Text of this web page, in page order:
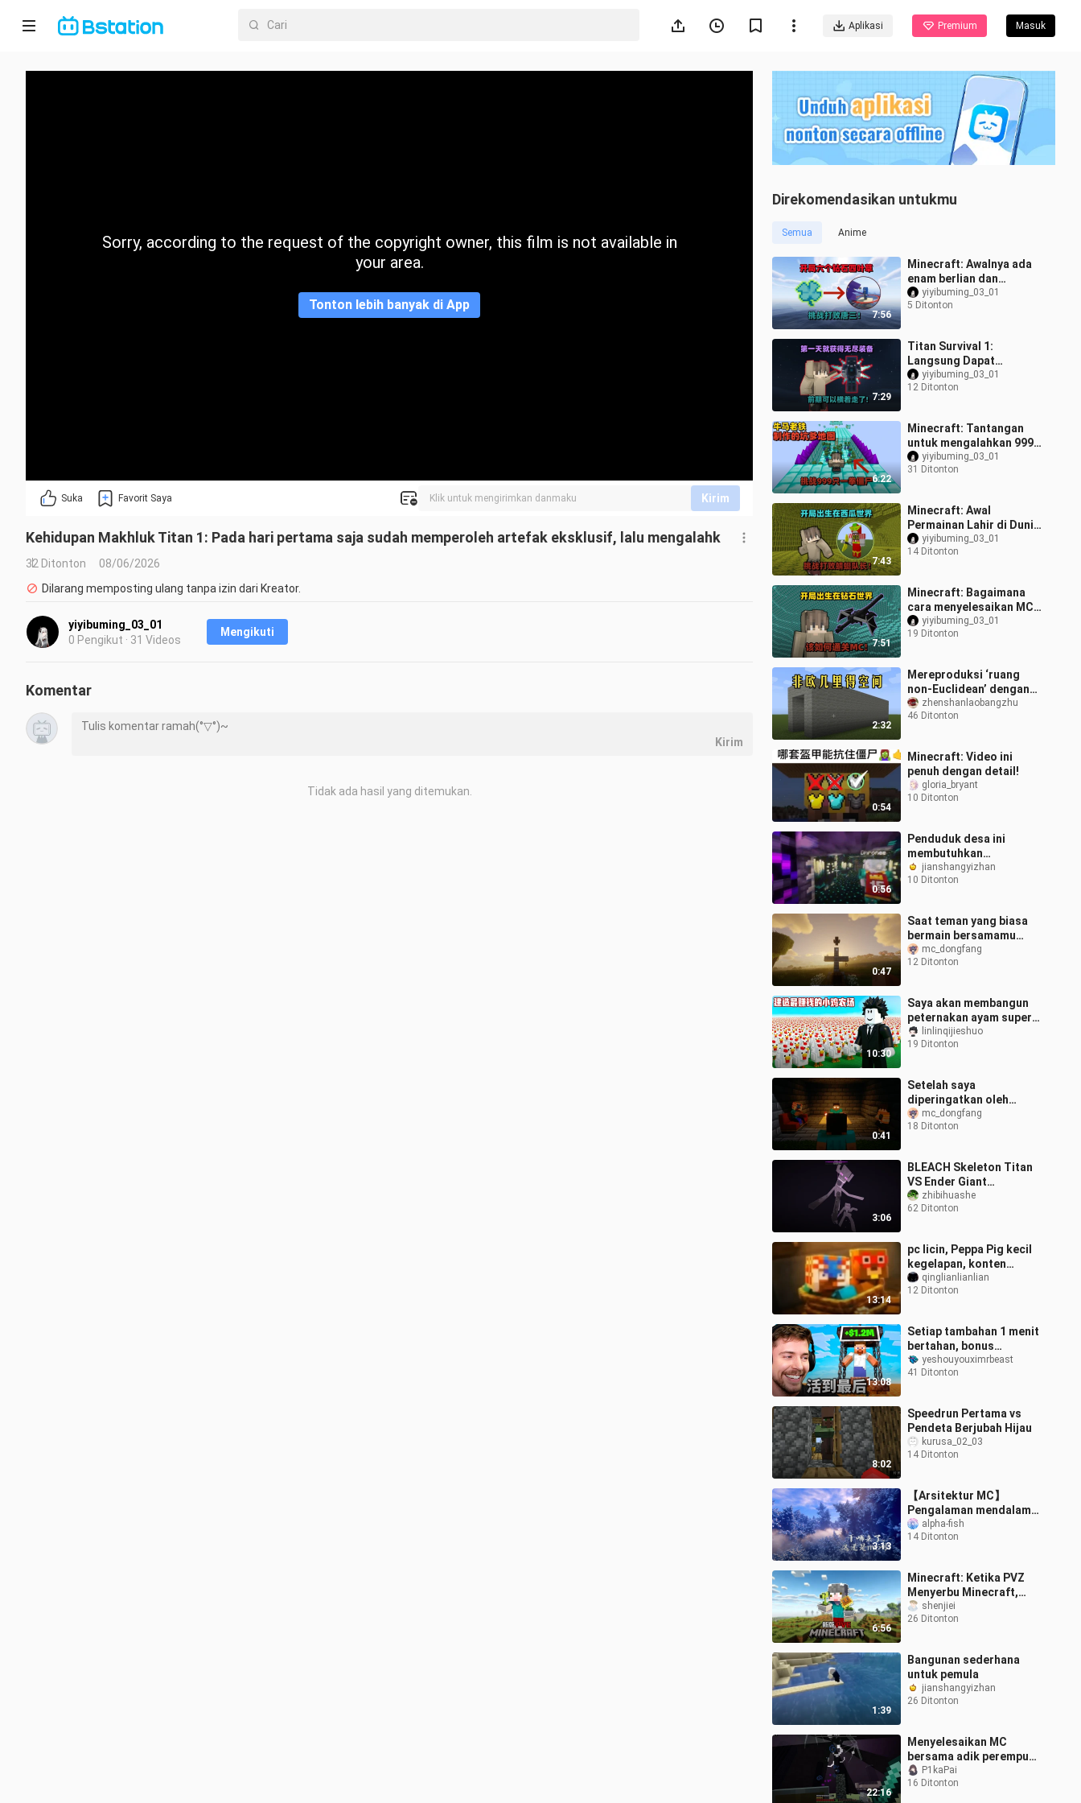
Aplikasi Premium Masuk
Halaman
KategoriSorry, according to the request of the copyright owner, this film is not available in
your area.
Tonton lebih banyak di App
Suka Favorit Saya Kirim
Kehidupan Makhluk Titan 1: Pada hari pertama saja sudah memperoleh artefak eksklusif, lalu mengalahk
32 Ditonton
08/06/2026
Dilarang memposting ulang tanpa izin dari Kreator.
yiyibuming_03_01
0 Pengikut · 31 Videos
Mengikuti
Direkomendasikan untukmu
Semua Anime
7:56
Minecraft: Awalnya ada
enam berlian dan
semanggi empat daun,
tantangan untuk
yiyibuming_03_01
5 Ditonton
7:29
Titan Survival 1:
Langsung Dapat
Peralatan Tak Terbatas
di Hari Pertama, Nasib
yiyibuming_03_01
12 Ditonton
6:22
Minecraft: Tantangan
untuk mengalahkan 999
zombi sekali pukul.
Penulis ini
yiyibuming_03_01
31 Ditonton
7:43
Minecraft: Awal
Permainan Lahir di Dunia
Semangka, Tantang
Kapten Capung untuk
yiyibuming_03_01
14 Ditonton
7:51
Minecraft: Bagaimana
cara menyelesaikan MC
dengan awal berupa
dunia berlian, naga Ender
yiyibuming_03_01
19 Ditonton
2:32
Mereproduksi ‘ruang
non-Euclidean’ dengan
MCzhenshanlaobangzhu
46 Ditonton
0:54
Minecraft: Video ini
penuh dengan detail!
gloria_bryant
10 Ditonton
0:56
Penduduk desa ini
membutuhkan
perlindungan yang lebih
besar..
jianshangyizhan
10 Ditonton
0:47
Saat teman yang biasa
bermain bersamamu
mengalami lag yang
sangat tinggi:
mc_dongfang
12 Ditonton
10:30
Saya akan membangun
peternakan ayam super
kecil untuk
menghasilkan telur
linlinqijieshuo
19 Ditonton
0:41
Setelah saya
diperingatkan oleh
Verity, saya pun
memanggil ketiga orang
mc_dongfang
18 Ditonton
3:06
BLEACH Skeleton Titan
VS Ender Giant
(kesulitan yang mustahil)
beta pertama
zhibihuashe
62 Ditonton
13:14
pc licin, Peppa Pig kecil
kegelapan, konten
mature
qinglianlianlian
12 Ditonton
13:08
Setiap tambahan 1 menit
bertahan, bonus
bertambah 1.000 dolar
AS!
yeshouyouximrbeast
41 Ditonton
8:02
Speedrun Pertama vs
Pendeta Berjubah Hijau
kurusa_02_03
14 Ditonton
3:13
【Arsitektur MC】
Pengalaman mendalam
memukau geometri
fraktal!
alpha-fish
14 Ditonton
6:56
Minecraft: Ketika PVZ
Menyerbu Minecraft,
Bagaimana Cara
Bertahan Hidup?!
shenjiei
26 Ditonton
1:39
Bangunan sederhana
untuk pemula
jianshangyizhan
26 Ditonton
22:16
Menyelesaikan MC
bersama adik perempuan
berusia 7 tahun (
P1kaPai
16 Ditonton
Komentar
Kirim
Tidak ada hasil yang ditemukan.